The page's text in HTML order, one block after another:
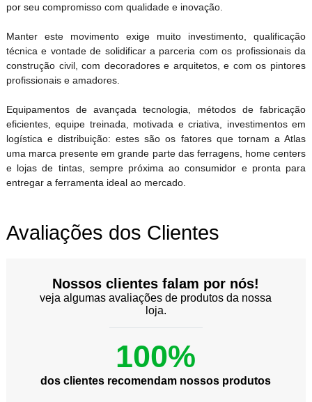
por seu compromisso com qualidade e inovação.
Manter este movimento exige muito investimento, qualificação
técnica e vontade de solidificar a parceria com os profissionais da
construção civil, com decoradores e arquitetos, e com os pintores
profissionais e amadores.
Equipamentos de avançada tecnologia, métodos de fabricação
eficientes, equipe treinada, motivada e criativa, investimentos em
logística e distribuição: estes são os fatores que tornam a Atlas
uma marca presente em grande parte das ferragens, home centers
e lojas de tintas, sempre próxima ao consumidor e pronta para
entregar a ferramenta ideal ao mercado.
Avaliações dos Clientes
Nossos clientes falam por nós!
veja algumas avaliações de produtos da nossa
loja.
100%
dos clientes recomendam nossos produtos